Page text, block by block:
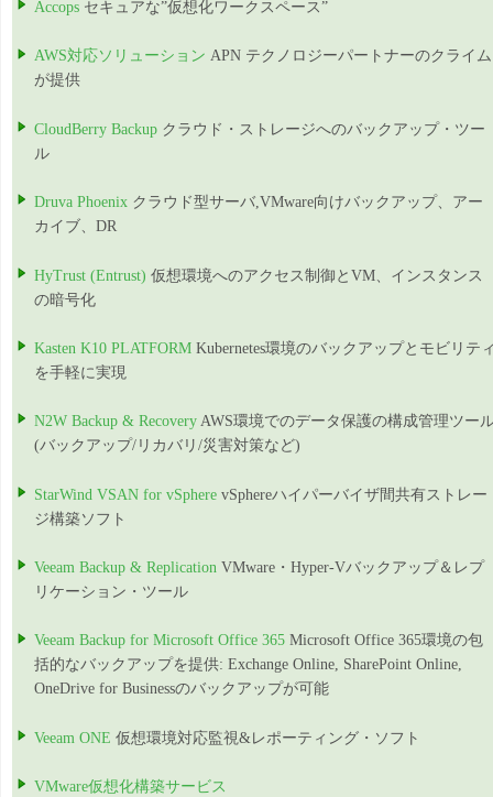
Accops セキュアな”仮想化ワークスペース”
AWS対応ソリューション APN テクノロジーパートナーのクライム
が提供
CloudBerry Backup クラウド・ストレージへのバックアップ・ツー
ル
Druva Phoenix クラウド型サーバ,VMware向けバックアップ、アー
カイブ、DR
HyTrust (Entrust) 仮想環境へのアクセス制御とVM、インスタンス
の暗号化
Kasten K10 PLATFORM Kubernetes環境のバックアップとモビリテ
を手軽に実現
N2W Backup & Recovery AWS環境でのデータ保護の構成管理ツー
(バックアップ/リカバリ/災害対策など)
StarWind VSAN for vSphere vSphereハイパーバイザ間共有ストレー
ジ構築ソフト
Veeam Backup & Replication VMware・Hyper-Vバックアップ＆レプ
リケーション・ツール
Veeam Backup for Microsoft Office 365 Microsoft Office 365環境の包
括的なバックアップを提供: Exchange Online, SharePoint Online,
OneDrive for Businessのバックアップが可能
Veeam ONE 仮想環境対応監視&レポーティング・ソフト
VMware仮想化構築サービス